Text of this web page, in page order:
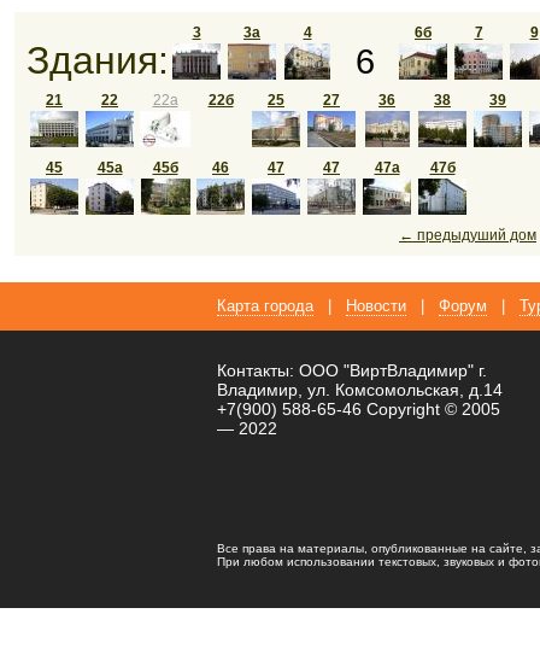
Здания:
3 3а 4
6
6б 7 9
21 22 22а 22б 25 27 36 38 39
45 45а 45б 46 47 47 47а 47б
← предыдуший дом
Карта города Новости Форум
Контакты: ООО "ВиртВладимир" г.
Владимир, ул. Комсомольская, д.14
+7(900) 588-65-46 Copyright © 2005
— 2022
Все права на материалы, опубликованные на сайте,
При любом использовании текстовых, звуковых и